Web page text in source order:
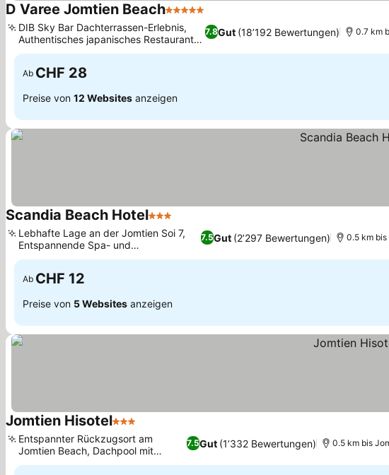
D Varee Jomtien Beach5 Sterne
7.8Gut (18’192 Bewertungen)
DIB Sky Bar Dachterrassen-Erlebnis,
Authentisches japanisches Restaurant
Da Re
0.7 km
Ab CHF 28
Preise von 12 Websites anzeigen
Scandia Beach Hotel3 Sterne
7.5Gut (2’297 Bewertungen)
Lebhafte Lage an der Jomtien Soi 7,
Entspannende Spa- und
Massagedienste
0.5 km
Ab CHF 12
Preise von 5 Websites anzeigen
Jomtien Hisotel3 Sterne
7.5Gut (1’332 Bewertungen)
Entspannter Rückzugsort am
Jomtien Beach, Dachpool mit
Meerblick
0.5 km bis